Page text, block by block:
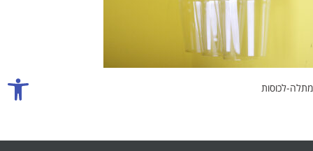
מתלה-לכוסות פתח